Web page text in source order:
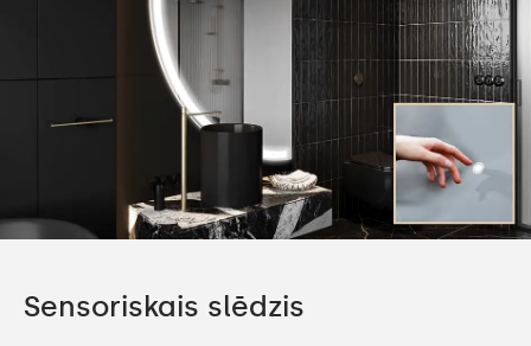
Sensoriskais slēdzis